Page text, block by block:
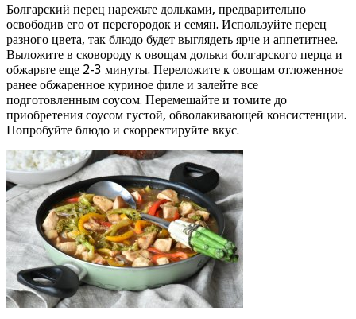
Болгарский перец нарежьте дольками, предварительно
освободив его от перегородок и семян. Используйте перец
разного цвета, так блюдо будет выглядеть ярче и аппетитнее.
Выложите в сковороду к овощам дольки болгарского перца и
обжарьте еще 2-3 минуты. Переложите к овощам отложенное
ранее обжаренное куриное филе и залейте все
подготовленным соусом. Перемешайте и томите до
приобретения соусом густой, обволакивающей консистенции.
Попробуйте блюдо и скорректируйте вкус.